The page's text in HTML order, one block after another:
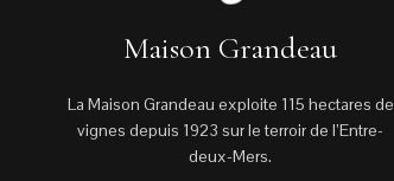
Maison Grandeau
La Maison Grandeau exploite 115 hectares de
vignes depuis 1923 sur le terroir de l’Entre-
deux-Mers.